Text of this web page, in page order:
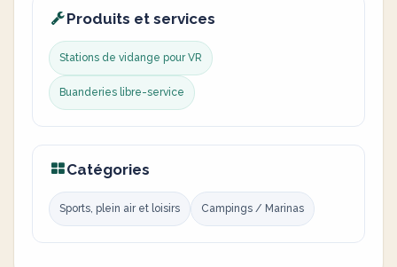
Produits et services
Stations de vidange pour VR
Buanderies libre-service
Catégories
Sports, plein air et loisirs Campings / Marinas